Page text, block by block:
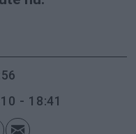
- 18:41